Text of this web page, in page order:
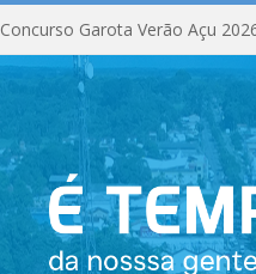
Concurso Garota Verão Açu